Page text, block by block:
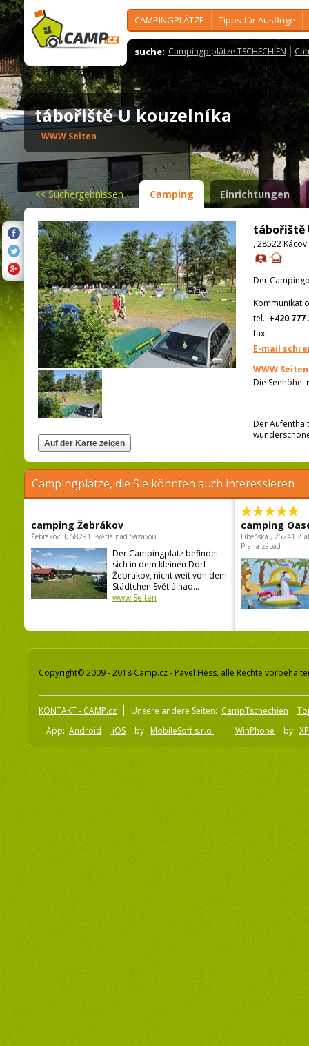
CAMPINGPLÄTZE Tipps für Ausflüge
suche: Campingplplätze TSCHECHIEN
tábořiště U kouzelníka
WWW Seiten
<<Suchergebnissen Camping Einrichtungen
tábořiště
, 28522 Kácov
Der
tel.: +420 777
fax:
E-mail
WWW Seiten
Die Seehöhe:
Der
Campingplätze, die Sie könnten auch interessieren
camping Žebrákov
Žebrákov 3, 58291 Světlá nad Sázavou
Der Campingplatz befindet
sich in dem kleinen Dorf
Žebrakov, nicht weit von dem
Städtchen Světlá nad...
www Seiten
camping
Libeňská , 25241
Praha-západ
Copyright© 2009 - 2018 Camp.cz - Pavel Hess, alle Rechte
KONTAKT - CAMP.cz Unsere andere Seiten: CampTschechien
App: Android iOS by MobileSoft s.r.o WinPhone by